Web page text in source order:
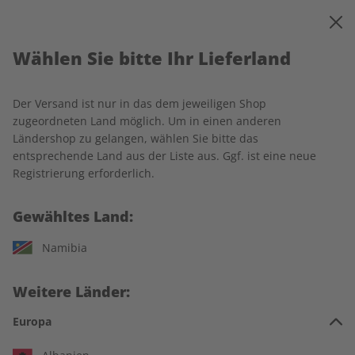
Barrierefreiheit bei DPV
DPV möchte allen Menschen den Zugang zu den Angeboten
im Shop und auf den Landingpages, relevanten
Informationen sowie Kontakt- und ggf. Self-Service-
Möglichkeiten im Serviceportal, sowie Registrierung und
Login für digitale Angebote ermöglichen – unabhängig von
arbeiten kontinuierlich daran, unsere Plattform barrierefrei
jedoch auch vom verwendeten Gerät ab.
Hilfsmittel unterstützt werden und wo es noch
Verbesserungsbedarf gibt.
Wählen Sie bitte Ihr Lieferland
Der Versand ist nur in das dem jeweiligen Shop
zugeordneten Land möglich. Um in einen anderen
Ländershop zu gelangen, wählen Sie bitte das
entsprechende Land aus der Liste aus. Ggf. ist eine neue
Registrierung erforderlich.
Gewähltes Land:
Namibia
Weitere Länder:
Europa